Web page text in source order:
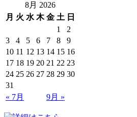
8月 2026
月 火 水 木 金 土 日
1
2
3
4 5 6 7 8
9
10 11 12 13 14 15 16
17 18 19 20 21 22 23
24 25 26 27 28 29 30
31
« 7月
9月 »